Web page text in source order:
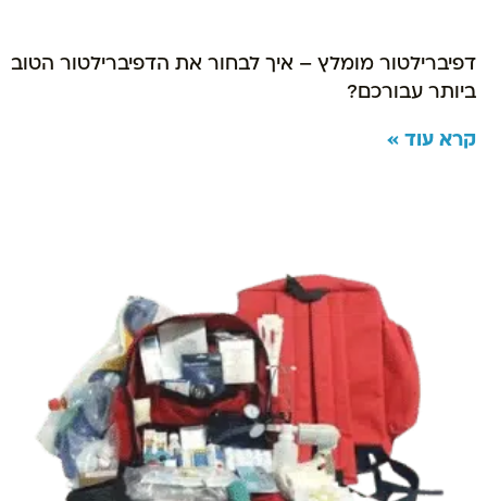
דפיברילטור מומלץ – איך לבחור את הדפיברילטור הטוב
ביותר עבורכם?
קרא עוד »